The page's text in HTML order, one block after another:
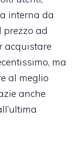
interna da
prezzo ad
acquistare
ma
al meglio
anche